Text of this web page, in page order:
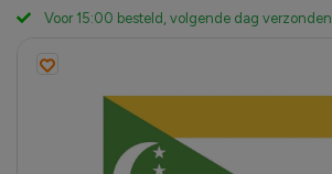
Voor 15:00 besteld, volgende dag verzonden